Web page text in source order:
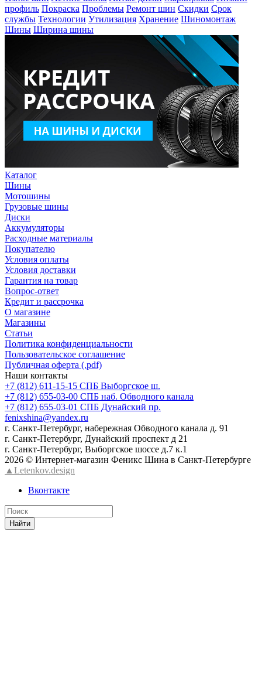
профиль Покраска Проблемы Ремонт шин Скидки Срок
службы Технологии Утилизация Хранение Шиномонтаж
Шины Ширина шины
Каталог
Шины
Мотошины
Грузовые шины
Диски
Аккумуляторы
Расходные материалы
Покупателю
Условия оплаты
Условия доставки
Гарантия на товар
Вопрос-ответ
Кредит и рассрочка
О магазине
Магазины
Статьи
Политика конфиденциальности
Пользовательское соглашение
Публичная оферта (.pdf)
Наши контакты
+7 (812) 611-15-15 СПБ Выборгское ш.
+7 (812) 655-03-00 СПБ наб. Обводного канала
+7 (812) 655-03-01 СПБ Дунайский пр.
fenixshina@yandex.ru
г. Санкт-Петербург, набережная Обводного канала д. 91
г. Санкт-Петербург, Дунайский проспект д 21
г. Санкт-Петербург, Выборгское шоссе д.7 к.1
2026 © Интернет-магазин Феникс Шина в Санкт-Петербурге
▲Letenkov.design
Вконтакте
Найти